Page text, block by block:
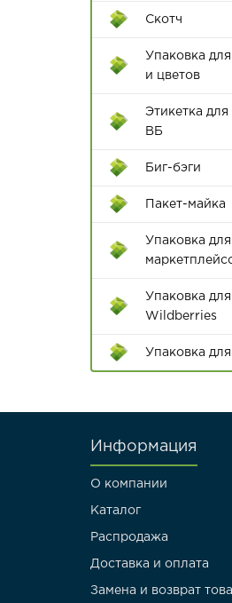
38*48
38*52
40*55
42*52
45*60
50*60
55*65
60*70
канцелярские
Пишущие
Скотч
Диспенсеры
Цветной скотч
Упаковка
и цветов
Этикетка
ВБ
Биг-бэги
Пакет-майка
Упаковка для
Упаковка для
Wildberries
Упаковка
Информация
О компании
Каталог
Распродажа
Доставка и оплата
Замена и возврат